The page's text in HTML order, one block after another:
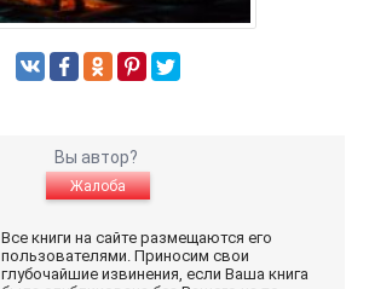
Вы автор?
Жалоба
Все книги на сайте размещаются его
пользователями. Приносим свои
глубочайшие извинения, если Ваша книга